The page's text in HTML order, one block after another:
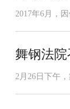
2017年6月，
舞钢法
2月26日下午